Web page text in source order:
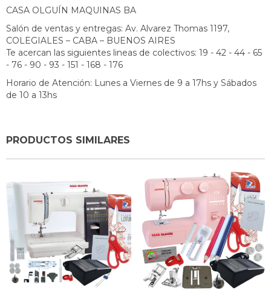
CASA OLGUÍN MAQUINAS BA
Salón de ventas y entregas: Av. Alvarez Thomas 1197,
COLEGIALES – CABA – BUENOS AIRES
Te acercan las siguientes lineas de colectivos: 19 - 42 - 44 - 65
- 76 - 90 - 93 - 151 - 168 - 176
Horario de Atención: Lunes a Viernes de 9 a 17hs y Sábados
de 10 a 13hs
PRODUCTOS SIMILARES